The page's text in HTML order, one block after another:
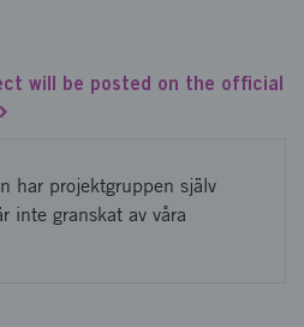
will be posted on the official
har projektgruppen själv
inte granskat av våra